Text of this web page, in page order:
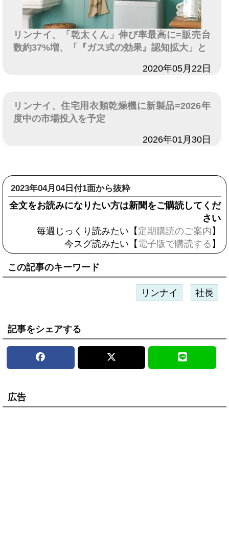
リンナイ、「乾太くん」伸び率最高に=販売台
数約37%増、「『ガス式の効果』認知拡大」と
2020年05月22日
リンナイ、住宅用衣類乾燥機に新製品=2026年
度中の市場投入を予定
2026年01月30日
2023年04月04日付1面から抜粋
全文をお読みになりたい方は新聞をご購読してくだ
さい
毎週じっくり読みたい【 定期購読のご案内 】
今スグ読みたい【 電子版で購読する 】
この記事のキーワード
リンナイ 社長
記事をシェアする
広告